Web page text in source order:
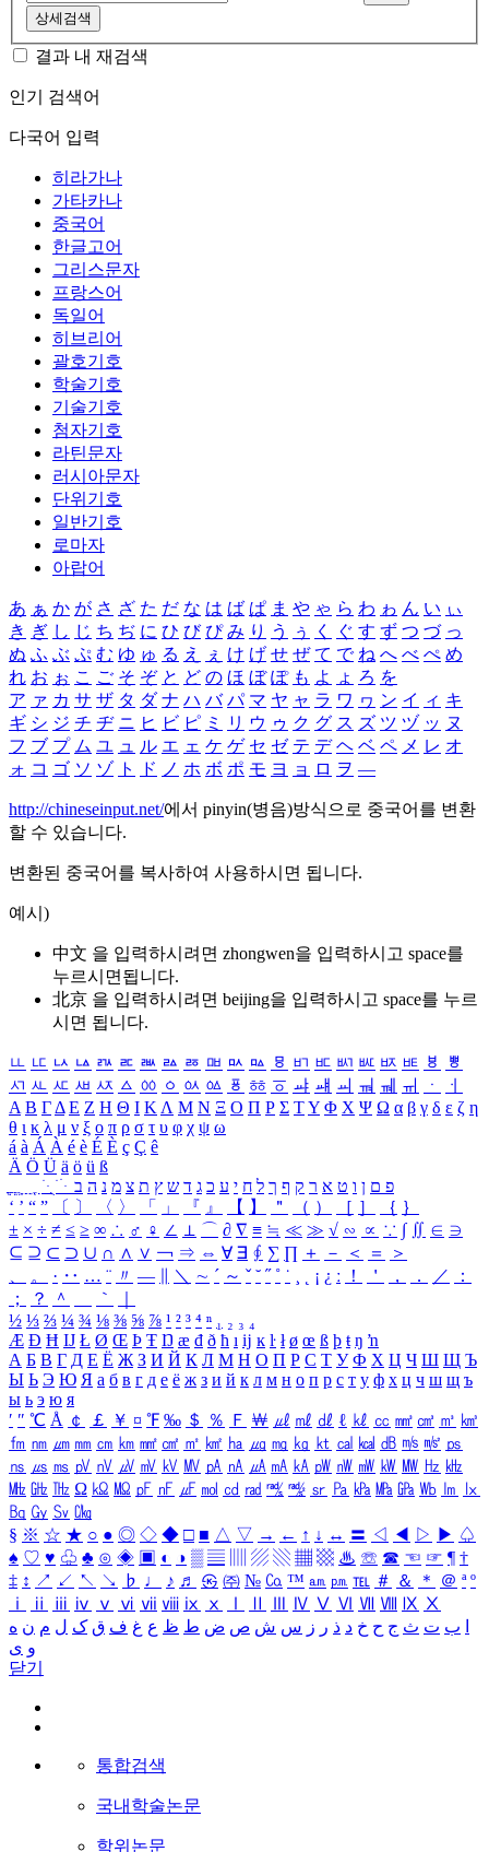
상세검색
결과 내 재검색
인기 검색어
다국어 입력
히라가나
가타카나
중국어
한글고어
그리스문자
프랑스어
독일어
히브리어
괄호기호
학술기호
기술기호
첨자기호
라틴문자
러시아문자
단위기호
일반기호
로마자
아랍어
あ ぁ か が さ ざ た だ な は ば ぱ ま や ゃ ら わ ゎ ん い ぃ
き ぎ し じ ち ぢ に ひ び ぴ み り う ぅ く ぐ す ず つ づ っ
ぬ ふ ぶ ぷ む ゆ ゅ る え ぇ け げ せ ぜ て で ね へ べ ぺ め
れ お ぉ こ ご そ ぞ と ど の ほ ぼ ぽ も よ ょ ろ を
ア ァ カ サ ザ タ ダ ナ ハ バ パ マ ヤ ャ ラ ワ ヮ ン イ ィ キ
ギ シ ジ チ ヂ ニ ヒ ビ ピ ミ リ ウ ゥ ク グ ス ズ ツ ヅ ッ ヌ
フ ブ プ ム ユ ュ ル エ ェ ケ ゲ セ ゼ テ デ ヘ ベ ペ メ レ オ
ォ コ ゴ ソ ゾ ト ド ノ ホ ボ ポ モ ヨ ョ ロ ヲ ―
http://chineseinput.net/에서 pinyin(병음)방식으로 중국어를 변환
할 수 있습니다.
변환된 중국어를 복사하여 사용하시면 됩니다.
예시)
中文 을 입력하시려면 zhongwen을 입력하시고 space를
누르시면됩니다.
北京 을 입력하시려면 beijing을 입력하시고 space를 누르
시면 됩니다.
ㅥ ㅦ ㅧ ㅨ ㅩ ㅪ ㅫ ㅬ ㅭ ㅮ ㅯ ㅰ ㅱ ㅲ ㅳ ㅴ ㅵ ㅶ ㅷ ㅸ
ㅹ
ㅺ ㅻ ㅼ ㅽ ㅾ ㅿ ㆀ ㆁ ㆂ ㆃ ㆄ ㆅ ㆆ ㆇ ㆈ ㆉ ㆊ ㆋ ㆌ ㆍ
ㆎ
Α Β ΓΔ Ε Ζ Η Θ Ι ΚΛ Μ Ν Ξ Ο Π Ρ Σ ΤΥ Φ Χ Ψ Ω α β γ δ ε ζ η
θ ι κ λ μ ν ξ ο π ρ σ τ υ φ χ ψ ω
á à Á À é è É È ç Ç ê
Ä Ö Ü ä ö ü ß
ִֶֹ ֻּ ׁׂ פ ם ן ו ט א ר ק ף ך ל ח י ע כ ג ד ש ץ ת צ מ נ ה ב
‘ ’ “ ” 〔 〕 〈 〉 「 」 『 』 【 】 ＂ （ ） ［ ］ ｛ ｝
± × ÷ ≠ ≤ ≥ ∞ ∴ ♂ ♀ ∠ ⊥ ⌒ ∂ ∇ ≡ ≒ ≪ ≫ √ ∽ ∝ ∵ ∫ ∬ ∈ ∋
⊆ ⊇ ⊂ ⊃ ∪ ∩ ∧ ∨ ￢ ⇒ ⇔ ∀ ∃ ∮ ∑ ∏ ＋ － ＜ ＝
＞
、
。 · ‥ … ¨ 〃 ― ＼ ∼ ´ ～ ˇ ˘ ˝ ˚ ˙ ¸ ¡ ¿ ː ！ ＇ ， ． ／
：
；
？ ＾ ｀
½ ⅓ ⅔ ¼ ¾ ⅛ ⅜ ⅝ ⅞ ¹ ² ³ ⁴ ⁿ ₁ ₂ ₃ ₄
Æ Ð Ħ Ĳ Ł Ø Œ Þ Ŧ Ŋ æ đ ð ħ ı ĳ ĸ ŀ ł ø œ ß þ ŧ ŋ ŉ
А Б В Г Д Е Ё Ж З И Й К Л М Н О П Р С Т У Ф Х Ц Ч Ш Щ Ъ
Ы Ь Э Ю Я а б в г д е ё ж з и й к л м н о п р с т у ф х ц ч ш щ ъ
ы ь э ю я
′ ″ ℃ Å ￠ ￡ ￥ ¤ ℉ ‰ ＄ ％ Ｆ ￦ ㎕ ㎖ ㎗ ℓ ㎘ ㏄ ㎣ ㎤ ㎥ ㎦
㎙ ㎚ ㎛ ㎜ ㎝ ㎞ ㎟ ㎠ ㎡ ㎢ ㏊ ㎍ ㎎ ㎏ ㏏ ㎈ ㎉ ㏈ ㎧ ㎨ ㎰
㎱ ㎲ ㎳ ㎴ ㎵ ㎶ ㎷ ㎸ ㎹ ㎀ ㎁ ㎂ ㎃ ㎄ ㎺ ㎻ ㎽ ㎾ ㎿ ㎐ ㎑
㎒ ㎓ ㎔ Ω ㏀ ㏁ ㎊ ㎋ ㎌ ㏖ ㏅ ㎭ ㎮ ㎯ ㏛ ㎩ ㎪ ㎫ ㎬ ㏝ ㏐
㏓
㏃ ㏉ ㏜ ㏆
§ ※ ☆ ★ ○ ● ◎ ◇ ◆ □ ■ △ ▽ → ← ↑ ↓ ↔ 〓 ◁ ◀ ▷ ▶ ♤
♠ ♡ ♥ ♧ ♣ ⊙ ◈ ▣ ◐ ◑ ▒ ▤ ▨ ▧ ▦ ▩ ♨ ☏ ☎ ☜ ☞ ¶ †
‡ ↕ ↗ ↙ ↖ ↘ ♭ ♩ ♪ ♬ ㉿ ㈜ № ㏇ ™ ㏂ ㏘ ℡ ＃ ＆ ＊ ＠ ª º
ⅰ
ⅱ ⅲ ⅳ ⅴ ⅵ ⅶ ⅷ ⅸ ⅹ Ⅳ Ⅴ Ⅵ Ⅶ Ⅷ Ⅸ Ⅹ
ب ت ث ج ح خ د ذ ر ز س ش ص ض ط ظ ع غ ف ق ک ل م ن ه
و ی
닫기
통합검색
국내학술논문
학위논문